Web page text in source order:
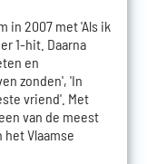
in 2007 met 'Als ik
1-hit. Daarna
en
zonden', 'In
vriend'. Met
van de meest
Vlaamse